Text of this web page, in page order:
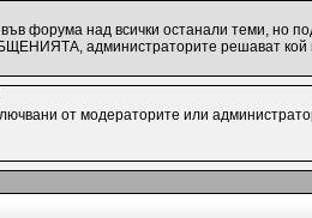
във форума над всички останали теми,
администраторите решават кой
от модераторите или